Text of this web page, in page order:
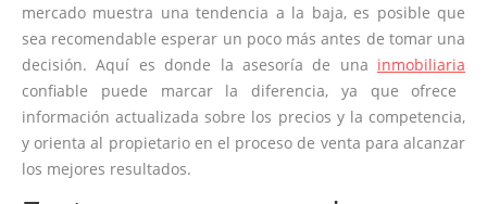
mercado muestra una tendencia a la baja, es posible que
sea recomendable esperar un poco más antes de tomar una
decisión. Aquí es donde la asesoría de una inmobiliaria
confiable puede marcar la diferencia, ya que ofrece
información actualizada sobre los precios y la competencia,
y orienta al propietario en el proceso de venta para alcanzar
los mejores resultados.